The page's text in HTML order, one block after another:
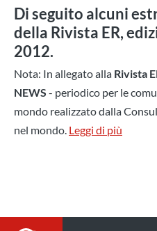
Di seguito alcuni
della Rivista ER,
2012.
Nota: In allegato alla Rivista
NEWS - periodico per le
mondo realizzato dalla
nel mondo. Leggi di più